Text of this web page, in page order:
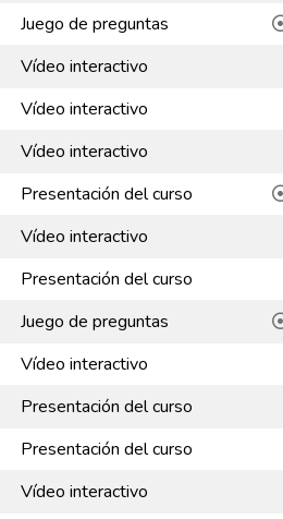
Juego de preguntas
Vídeo interactivo
Vídeo interactivo
Vídeo interactivo
Presentación del curso
Vídeo interactivo
Presentación del curso
Juego de preguntas
Vídeo interactivo
Presentación del curso
Presentación del curso
Vídeo interactivo